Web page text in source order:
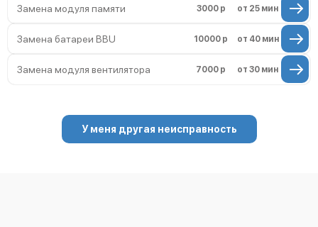
Замена модуля памяти 3000 р от 25 мин
Замена батареи BBU 10000 р от 40 мин
Замена модуля вентилятора 7000 р от 30 мин
У меня другая неисправность